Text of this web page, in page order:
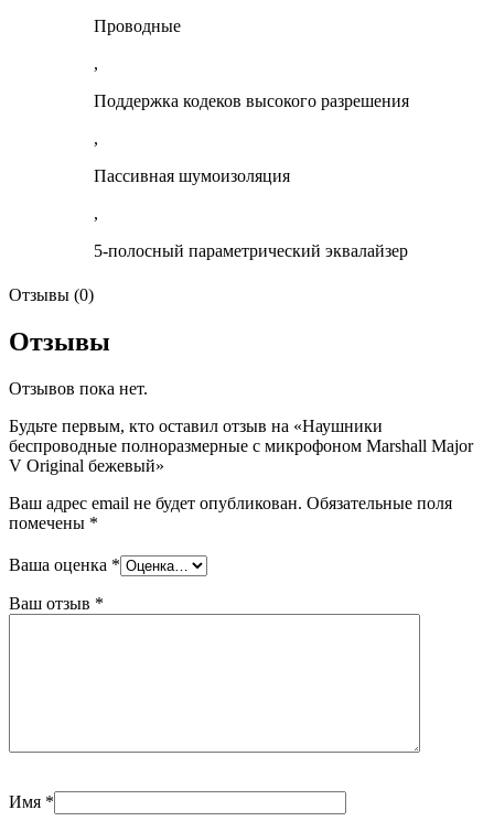
Проводные
,
Поддержка кодеков высокого разрешения
,
Пассивная шумоизоляция
,
5‑полосный параметрический эквалайзер
Отзывы (0)
Отзывы
Отзывов пока нет.
Будьте первым, кто оставил отзыв на «Наушники
беспроводные полноразмерные с микрофоном Marshall Major
V Original бежевый»
Ваш адрес email не будет опубликован. Обязательные поля
помечены *
Ваша оценка *
Ваш отзыв *
Имя *